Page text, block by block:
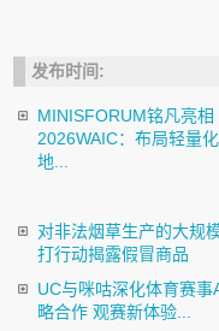
发布时间:
MINISFORUM铭凡亮相
2026WAIC：布局轻量
地...
对非法烟草生产的大规
打行动揭露假冒商品
UC与咪咕深化体育赛事
略合作 观赛新体验...